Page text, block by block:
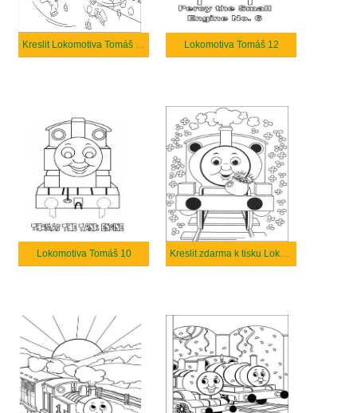
Kreslit Lokomotiva Tomáš velmi základní Lokomotiva Tomáš 12
Lokomotiva Tomáš 10 Kreslit zdarma k tisku Lokomotiva Tomáš